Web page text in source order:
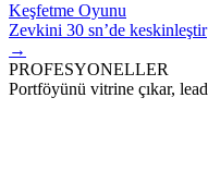
Keşfetme Oyunu
Zevkini 30 sn’de keskinleştir
→
PROFESYONELLER
Portföyünü vitrine çıkar, lead